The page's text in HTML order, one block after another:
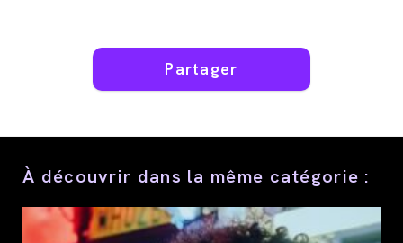
Partager
Partager
À découvrir dans la même catégorie :